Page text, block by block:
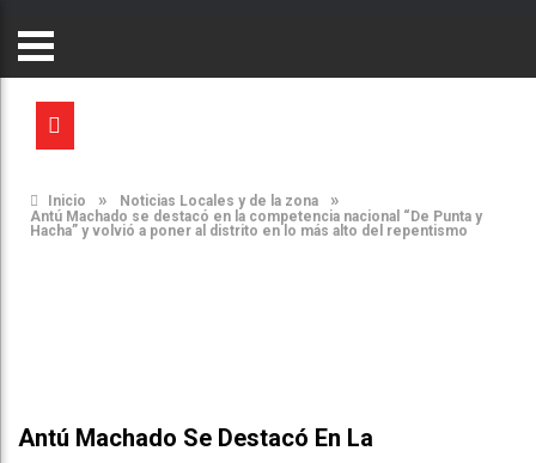
Inicio » Noticias Locales y de la zona »
Antú Machado se destacó en la competencia nacional “De Punta y
Hacha” y volvió a poner al distrito en lo más alto del repentismo
Antú Machado Se Destacó En La